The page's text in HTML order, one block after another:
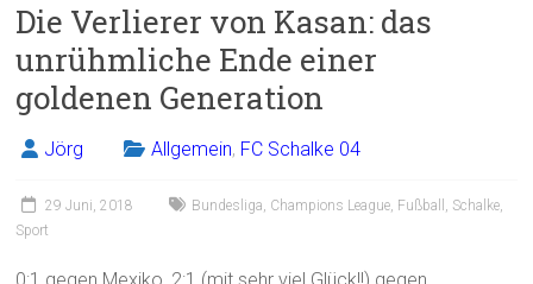
b
o
ok
l
n
Die Verlierer von Kasan: das
unrühmliche Ende einer
goldenen Generation
Jörg Allgemein, FC Schalke 04
29 Juni, 2018 Bundesliga, Champions League, Fußball , Schalke,
Sport